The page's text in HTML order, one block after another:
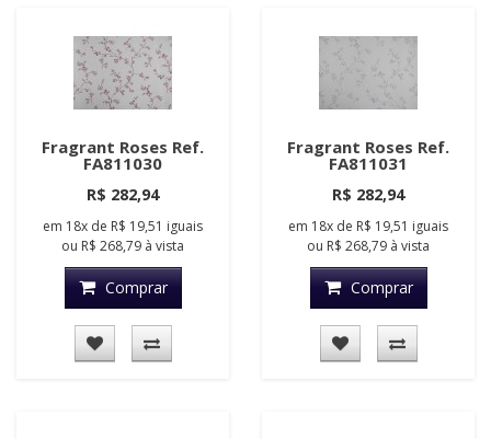
Fragrant Roses Ref.
FA811030
R$ 282,94
em 18x de R$ 19,51 iguais
ou R$ 268,79 à vista
Comprar
Fragrant Roses Ref.
FA811031
R$ 282,94
em 18x de R$ 19,51 iguais
ou R$ 268,79 à vista
Comprar